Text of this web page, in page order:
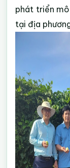
phát triển
tại địa